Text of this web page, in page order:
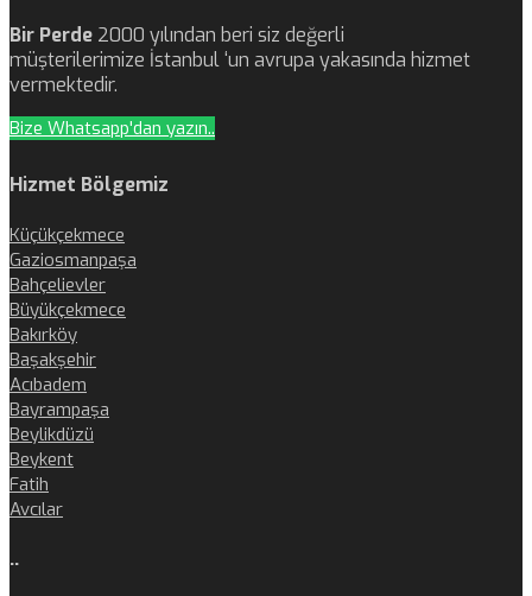
Bir Perde 2000 yılından beri siz değerli
müşterilerimize İstanbul ‘un avrupa yakasında hizmet
vermektedir.
Bize Whatsapp'dan yazın..
Hizmet Bölgemiz
Küçükçekmece
Gaziosmanpaşa
Bahçelievler
Büyükçekmece
Bakırköy
Başakşehir
Acıbadem
Bayrampaşa
Beylikdüzü
Beykent
Fatih
Avcılar
..